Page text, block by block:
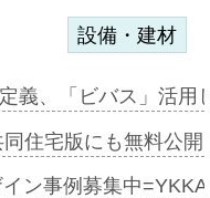
設備・建材
義、「ビバス」活
住宅版にも無料公
イン事例募集中